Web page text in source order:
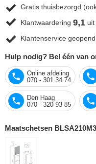
Gratis thuisbezorgd
Klantwaardering 9,1 uit
Klantenservice
Hulp nodig? Bel één van
Online afdeling
070 - 301 34 74
Den Haag
070 - 320 93 85
Maatschetsen